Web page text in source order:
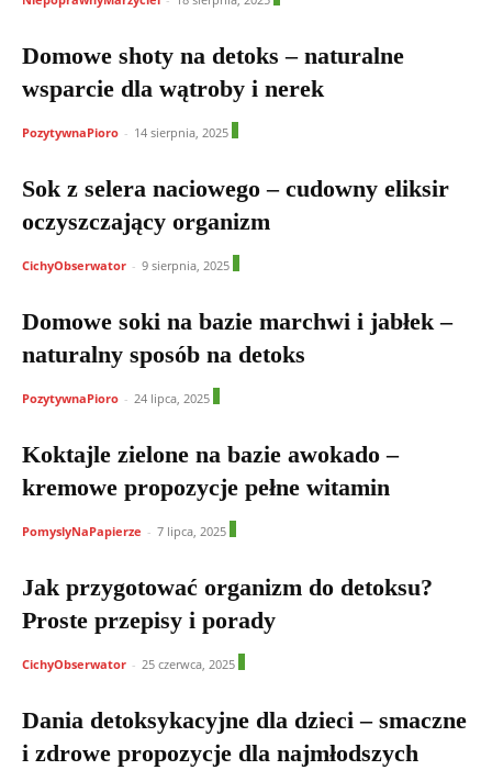
Domowe shoty na detoks – naturalne
wsparcie dla wątroby i nerek
PozytywnaPioro - 14 sierpnia, 2025
Sok z selera naciowego – cudowny eliksir
oczyszczający organizm
CichyObserwator - 9 sierpnia, 2025
Domowe soki na bazie marchwi i jabłek –
naturalny sposób na detoks
PozytywnaPioro - 24 lipca, 2025
Koktajle zielone na bazie awokado –
kremowe propozycje pełne witamin
PomyslyNaPapierze - 7 lipca, 2025
Jak przygotować organizm do detoksu?
Proste przepisy i porady
CichyObserwator - 25 czerwca, 2025
Dania detoksykacyjne dla dzieci – smaczne
i zdrowe propozycje dla najmłodszych